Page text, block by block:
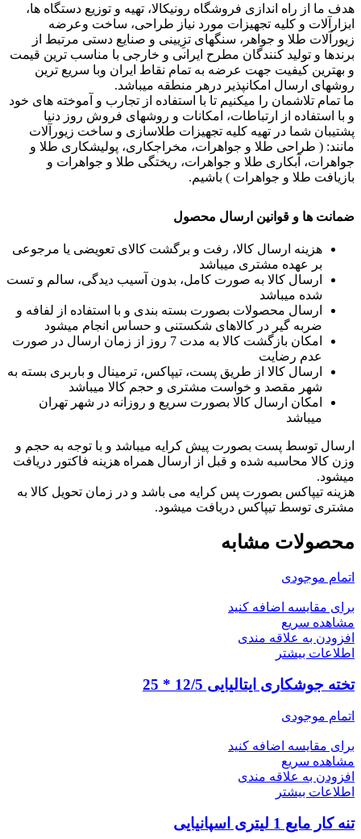
هدف ما از راه اندازی فروشگاه رونیکالا، تهیه و توزیع دستگاه ها،
ابزارآلات و کلیه تجهیزات مورد نیاز طراحی، ساخت وعرضه
زیورآلات طلا و جواهر، سنگهای تزِیینی و صنایع دستی مرتبط از
برندها و تولید کنندگان مطرح ایرانی و خارجی با مناسب ترین قیمت
و بهترین کیفیت جهت عرضه به تمام نقاط ایران وبا سریع ترین
روشهای ارسال امکانپذیر درهر منطقه میباشد.
ما تمام تلاشمان را میکنیم تا با استفاده از تجارب و آموخته های خود
و با استفاده از ارتباطات، امکانات و روشهای فروش روز دنیا
پشتیبان شما در تهیه کلیه تجهیزات طلاسازی و ساخت زیورآلات
مانند: ( طراحی طلا و جواهرات، مخراجکاری، پولیشکاری طلا و
جواهرات، آبکاری طلا و جواهرات، ریختگی طلا و جواهرات و
بازیافت طلا و جواهرات ) باشیم.
ضمانت ها و قوانین ارسال محصول
هزینه ارسال کالا، رفت و برگشت کالای تعویضی یا مرجوعی
بر عهده مشتری میباشد
ارسال کالا به صورت کامل، بدون آسیب دیدگی، سالم و تست
شده میباشد
ارسال محصولات بصورت بسته بندی و با استفاده از لفافه و
ضربه گیر در کالاهای شکستنی و حساس انجام میشود
امکان بازگشت کالا به مدت 7 روز از زمان ارسال در صورت
عدم رضایت
ارسال کالا از طریق پست، تیپاکس، ترمینال و باربری بسته به
شهر مقصد و خواست مشتری و حجم کالا میباشد
امکان ارسال کالا بصورت سریع و روزانه در شهر تهران
میباشد
ارسال توسط پست بصورت پیش کرایه میباشد و با توجه به حجم و
وزن کالا محاسبه شده و قبل از ارسال همراه هزینه فاکتور دریافت
میشود.
هزینه تیپاکس بصورت پس کرایه می باشد و در زمان تحویل کالا به
مشتری توسط تیپاکس دریافت میشود.
محصولات مشابه
اتمام موجودی
برای مقایسه اضافه کنید
مشاهده سریع
افزودن به علاقه مندی
اطلاعات بیشتر
تخته جوشکاری ایتالیایی 12/5 * 25
اتمام موجودی
برای مقایسه اضافه کنید
مشاهده سریع
افزودن به علاقه مندی
اطلاعات بیشتر
تنه کار مایع 1 لیتری اسپانیایی